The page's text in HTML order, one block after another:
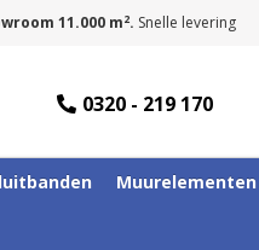
11.000 m2. Snelle levering
0320 - 219 170
Muurelementen